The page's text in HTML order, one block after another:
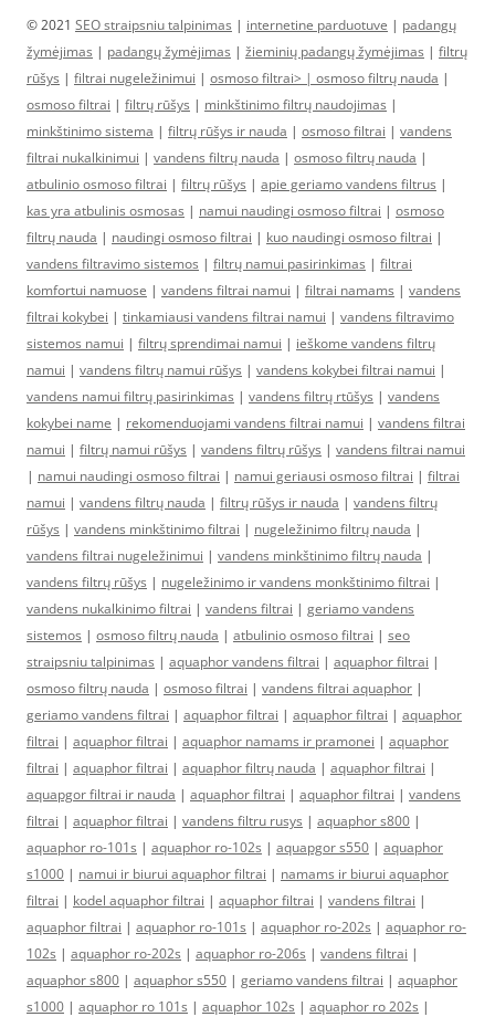
© 2021 SEO straipsniu talpinimas | internetine parduotuve | padangų
žymėjimas | padangų žymėjimas | žieminių padangų žymėjimas | filtrų
rūšys | filtrai nugeležinimui | osmoso filtrai> | osmoso filtrų nauda |
osmoso filtrai | filtrų rūšys | minkštinimo filtrų naudojimas |
minkštinimo sistema | filtrų rūšys ir nauda | osmoso filtrai | vandens
filtrai nukalkinimui | vandens filtrų nauda | osmoso filtrų nauda |
atbulinio osmoso filtrai | filtrų rūšys | apie geriamo vandens filtrus |
kas yra atbulinis osmosas | namui naudingi osmoso filtrai | osmoso
filtrų nauda | naudingi osmoso filtrai | kuo naudingi osmoso filtrai |
vandens filtravimo sistemos | filtrų namui pasirinkimas | filtrai
komfortui namuose | vandens filtrai namui | filtrai namams | vandens
filtrai kokybei | tinkamiausi vandens filtrai namui | vandens filtravimo
sistemos namui | filtrų sprendimai namui | ieškome vandens filtrų
namui | vandens filtrų namui rūšys | vandens kokybei filtrai namui |
vandens namui filtrų pasirinkimas | vandens filtrų rtūšys | vandens
kokybei name | rekomenduojami vandens filtrai namui | vandens filtrai
namui | filtrų namui rūšys | vandens filtrų rūšys | vandens filtrai namui
| namui naudingi osmoso filtrai | namui geriausi osmoso filtrai | filtrai
namui | vandens filtrų nauda | filtrų rūšys ir nauda | vandens filtrų
rūšys | vandens minkštinimo filtrai | nugeležinimo filtrų nauda |
vandens filtrai nugeležinimui | vandens minkštinimo filtrų nauda |
vandens filtrų rūšys | nugeležinimo ir vandens monkštinimo filtrai |
vandens nukalkinimo filtrai | vandens filtrai | geriamo vandens
sistemos | osmoso filtrų nauda | atbulinio osmoso filtrai | seo
straipsniu talpinimas | aquaphor vandens filtrai | aquaphor filtrai |
osmoso filtrų nauda | osmoso filtrai | vandens filtrai aquaphor |
geriamo vandens filtrai | aquaphor filtrai | aquaphor filtrai | aquaphor
filtrai | aquaphor filtrai | aquaphor namams ir pramonei | aquaphor
filtrai | aquaphor filtrai | aquaphor filtrų nauda | aquaphor filtrai |
aquapgor filtrai ir nauda | aquaphor filtrai | aquaphor filtrai | vandens
filtrai | aquaphor filtrai | vandens filtru rusys | aquaphor s800 |
aquaphor ro-101s | aquaphor ro-102s | aquapgor s550 | aquaphor
s1000 | namui ir biurui aquaphor filtrai | namams ir biurui aquaphor
filtrai | kodel aquaphor filtrai | aquaphor filtrai | vandens filtrai |
aquaphor filtrai | aquaphor ro-101s | aquaphor ro-202s | aquaphor ro-
102s | aquaphor ro-202s | aquaphor ro-206s | vandens filtrai |
aquaphor s800 | aquaphor s550 | geriamo vandens filtrai | aquaphor
s1000 | aquaphor ro 101s | aquaphor 102s | aquaphor ro 202s |